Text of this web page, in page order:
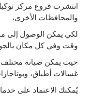
انتشرت فروع مركز
والمحافظات الأخرى،
لكي يمكن الوصول إلى
وقت وفي كل مكان
حيث يمكن صيانة مختلف
غسالات أطباق،
يُمكنك الاعتماد على